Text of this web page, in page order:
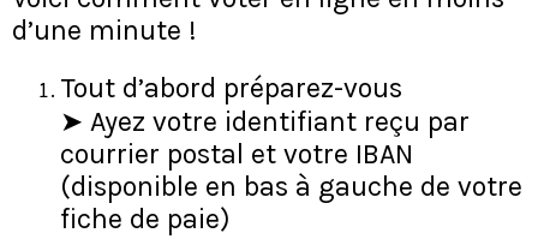
d’une minute !
Tout d’abord préparez-vous
➤ Ayez votre identifiant reçu par
courrier postal et votre IBAN
(disponible en bas à gauche de votre
fiche de paie)